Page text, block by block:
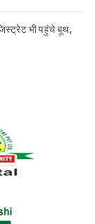
भी पहुंचे बूथ,